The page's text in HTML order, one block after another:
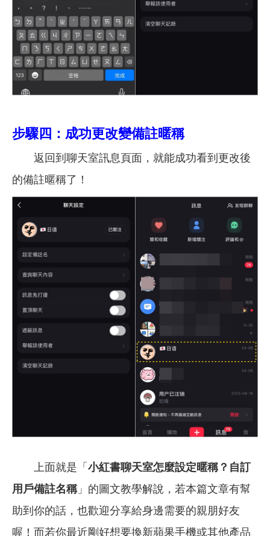
步驟四：成功更改變備註暱稱
返回到聊天室訊息頁面，就能成功看到更改後
的備註暱稱了！
上面就是「 小紅書聊天室怎麼設定暱稱？自訂
用戶備註名稱」的圖文教學解說， 若本篇文章有幫
助到你的話，也歡迎分享給身邊需要的親朋好友
喔！而若你最近剛好想要換新蘋果手機或其他產品